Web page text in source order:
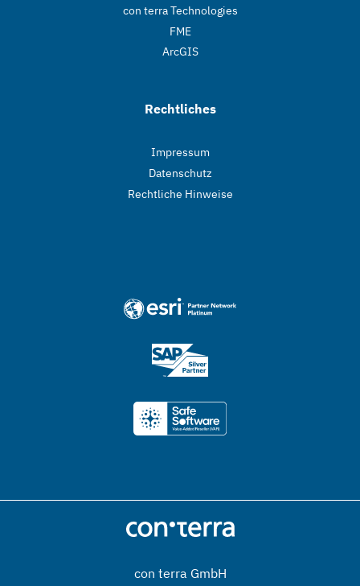
con terra Technologies
FME
ArcGIS
Rechtliches
Impressum
Datenschutz
Rechtliche Hinweise
con terra GmbH